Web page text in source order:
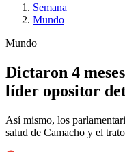
Semana|
Mundo
Mundo
Dictaron 4
líder opositor
Así mismo, los
salud de Camacho y el